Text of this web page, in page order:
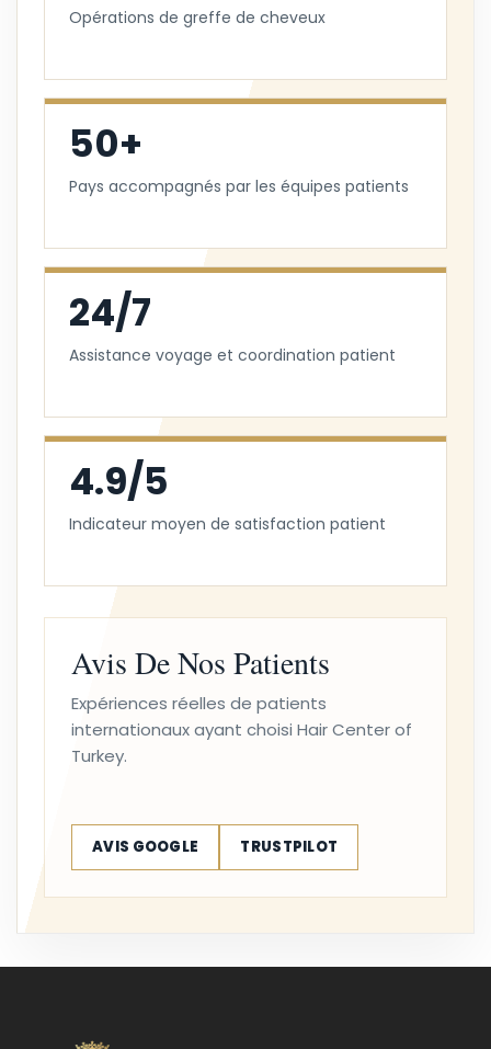
Opérations de greffe de cheveux
50+
Pays accompagnés par les équipes patients
24/7
Assistance voyage et coordination patient
4.9/5
Indicateur moyen de satisfaction patient
Avis De Nos Patients
Expériences réelles de patients
internationaux ayant choisi Hair Center of
Turkey.
AVIS GOOGLE TRUSTPILOT